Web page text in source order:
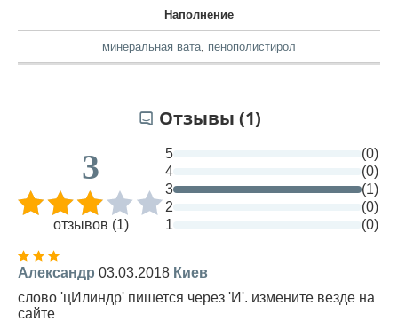
Наполнение
минеральная вата, пенополистирол
Отзывы (1)
3
отзывов (1)
5
(0)
4
(0)
3
(1)
2
(0)
1
(0)
Александр 03.03.2018 Киев
слово 'цИлиндр' пишется через 'И'. измените везде на
сайте